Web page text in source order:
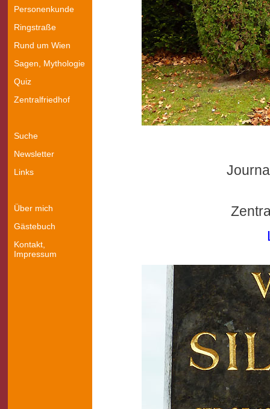
Personenkunde
Ringstraße
Rund um Wien
Sagen, Mythologie
Quiz
Zentralfriedhof
Suche
Newsletter
Links
Über mich
Gästebuch
Kontakt,
Impressum